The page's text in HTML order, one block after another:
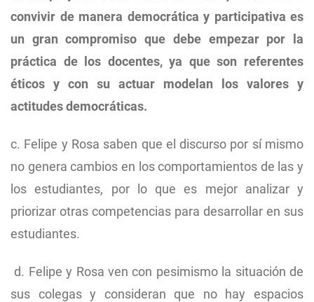
convivir de manera democrática y participativa es
un gran compromiso que debe empezar por la
práctica de los docentes, ya que son referentes
éticos y con su actuar modelan los valores y
actitudes democráticas.
c. Felipe y Rosa saben que el discurso por sí mismo
no genera cambios en los comportamientos de las y
los estudiantes, por lo que es mejor analizar y
priorizar otras competencias para desarrollar en sus
estudiantes.
d. Felipe y Rosa ven con pesimismo la situación de
sus colegas y consideran que no hay espacios